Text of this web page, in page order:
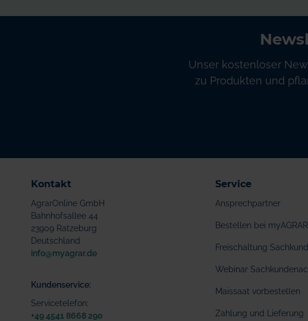
Unser kostenloser
zu Produkten und
Kontakt
AgrarOnline GmbH
Bahnhofsallee 44
23909 Ratzeburg
Deutschland
info@myagrar.de
Kundenservice:
Servicetelefon:
+49 4541 8668 290
Service
Ansprechpartner
Bestellen bei myAGRAR
Freischaltung
Webinar
Maissaat vorbestellen
Zahlung und Lieferung